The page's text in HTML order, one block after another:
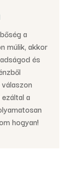
a
múlik, akkor
és
a
hogyan!